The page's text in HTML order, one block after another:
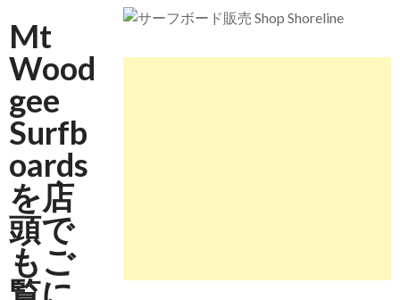
2026年7月28日
2026年6月4日
2026/5/25 御前崎方面 カレント強くブレイク
Mt
Wood
gee
Surfb
oards
を店
頭で
もご